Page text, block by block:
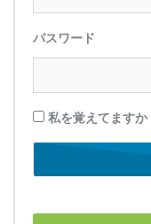
パスワード
私を覚えてますか